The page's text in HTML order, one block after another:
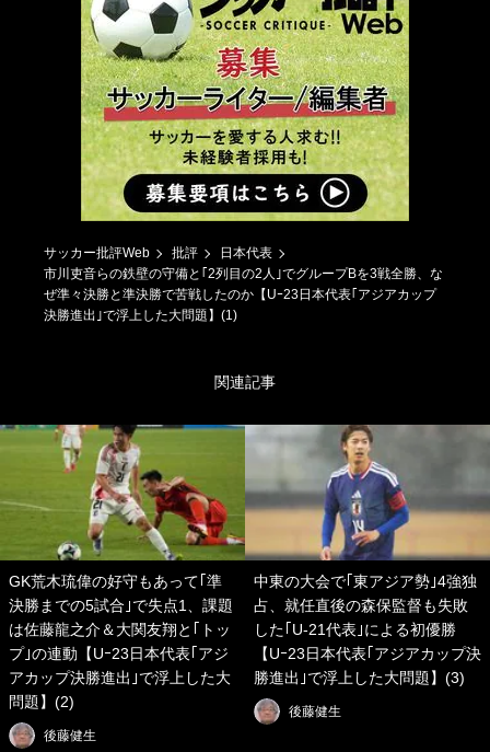
サッカー批評Web 批評
日本代表
市川吏音らの鉄壁の守備と｢2列目の2人｣でグループBを3戦全勝、な
ぜ準々決勝と準決勝で苦戦したのか【Uｰ23日本代表｢アジアカップ
決勝進出｣で浮上した大問題】(1)
関連記事
GK荒木琉偉の好守もあって｢準
決勝までの5試合｣で失点1、課題
は佐藤龍之介＆大関友翔と｢トッ
プ｣の連動【Uｰ23日本代表｢アジ
アカップ決勝進出｣で浮上した大
問題】(2)
後藤健生
中東の大会で｢東アジア勢｣4強独
占、就任直後の森保監督も失敗
した｢U-21代表｣による初優勝
【Uｰ23日本代表｢アジアカップ決
勝進出｣で浮上した大問題】(3)
後藤健生